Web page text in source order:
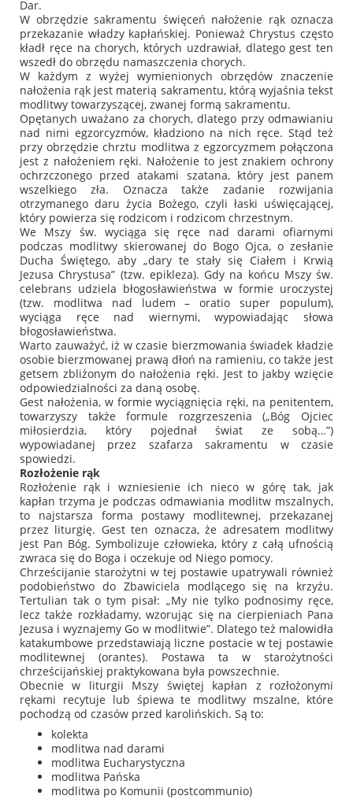
Dar.
W obrzędzie sakramentu święceń nałożenie rąk oznacza
przekazanie władzy kapłańskiej. Ponieważ Chrystus często
kładł ręce na chorych, których uzdrawiał, dlatego gest ten
wszedł do obrzędu namaszczenia chorych.
W każdym z wyżej wymienionych obrzędów znaczenie
nałożenia rąk jest materią sakramentu, którą wyjaśnia tekst
modlitwy towarzyszącej, zwanej formą sakramentu.
Opętanych uważano za chorych, dlatego przy odmawianiu
nad nimi egzorcyzmów, kładziono na nich ręce. Stąd też
przy obrzędzie chrztu modlitwa z egzorcyzmem połączona
jest z nałożeniem ręki. Nałożenie to jest znakiem ochrony
ochrzczonego przed atakami szatana, który jest panem
wszelkiego zła. Oznacza także zadanie rozwijania
otrzymanego daru życia Bożego, czyli łaski uświęcającej,
który powierza się rodzicom i rodzicom chrzestnym.
We Mszy św. wyciąga się ręce nad darami ofiarnymi
podczas modlitwy skierowanej do Bogo Ojca, o zesłanie
Ducha Świętego, aby „dary te stały się Ciałem i Krwią
Jezusa Chrystusa” (tzw. epikleza). Gdy na końcu Mszy św.
celebrans udziela błogosławieństwa w formie uroczystej
(tzw. modlitwa nad ludem –oratio super populum),
wyciąga ręce nad wiernymi, wypowiadając słowa
błogosławieństwa.
Warto zauważyć, iż w czasie bierzmowania świadek kładzie
osobie bierzmowanej prawą dłoń na ramieniu, co także jest
getsem zbliżonym do nałożenia ręki. Jest to jakby wzięcie
odpowiedzialności za daną osobę.
Gest nałożenia, w formie wyciągnięcia ręki, na penitentem,
towarzyszy także formule rozgrzeszenia („Bóg Ojciec
miłosierdzia, który pojednał świat ze sobą…”)
wypowiadanej przez szafarza sakramentu w czasie
spowiedzi.
Rozłożenie rąk
Rozłożenie rąk i wzniesienie ich nieco w górę tak, jak
kapłan trzyma je podczas odmawiania modlitw mszalnych,
to najstarsza forma postawy modlitewnej, przekazanej
przez liturgię. Gest ten oznacza, że adresatem modlitwy
jest Pan Bóg. Symbolizuje człowieka, który z całą ufnością
zwraca się do Boga i oczekuje od Niego pomocy.
Chrześcijanie starożytni w tej postawie upatrywali również
podobieństwo do Zbawiciela modlącego się na krzyżu.
Tertulian tak o tym pisał: „My nie tylko podnosimy ręce,
lecz także rozkładamy, wzorując się na cierpieniach Pana
Jezusa i wyznajemy Go w modlitwie”. Dlatego też malowidła
katakumbowe przedstawiają liczne postacie w tej postawie
modlitewnej (orantes). Postawa ta w starożytności
chrześcijańskiej praktykowana była powszechnie.
Obecnie w liturgii Mszy świętej kapłan z rozłożonymi
rękami recytuje lub śpiewa te modlitwy mszalne, które
pochodzą od czasów przed karolińskich. Są to:
kolekta
modlitwa nad darami
modlitwa Eucharystyczna
modlitwa Pańska
modlitwa po Komunii (postcommunio)